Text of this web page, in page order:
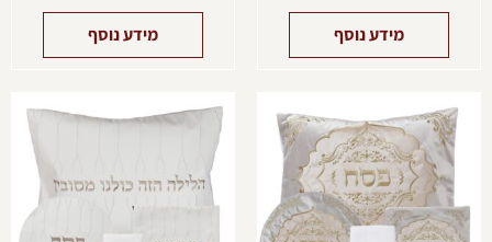
מידע נוסף מידע נוסף